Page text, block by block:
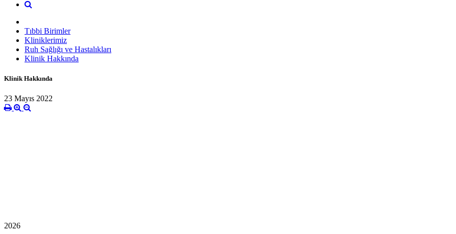
Tıbbi Birimler
Kliniklerimiz
Ruh Sağlığı ve Hastalıkları
Klinik Hakkında
Klinik Hakkında
23 Mayıs 2022
2026